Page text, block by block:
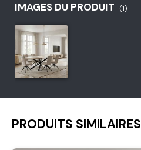
IMAGES DU PRODUIT (1)
PRODUITS SIMILAIRES